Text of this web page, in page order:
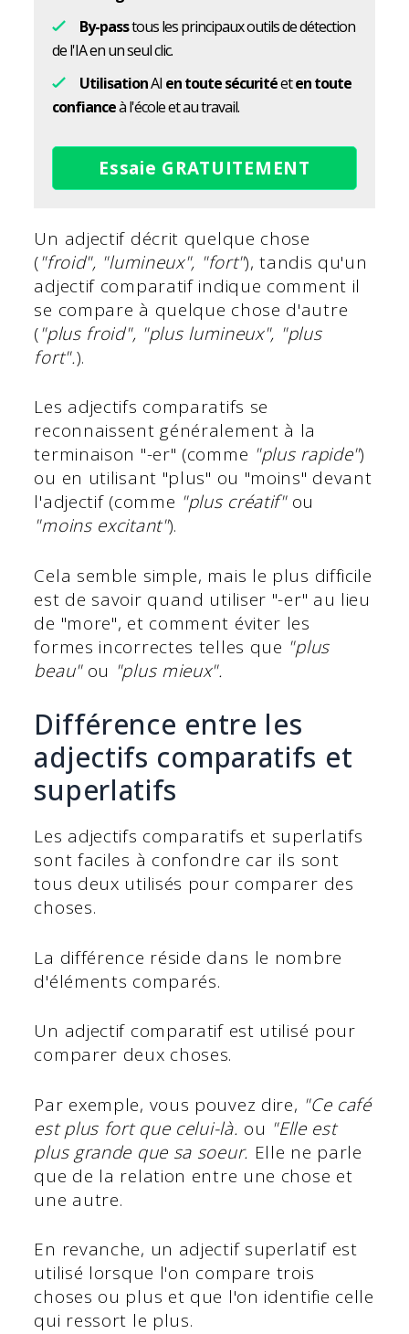
By-passtous les principaux outils de détection
de l'IA en un seul clic.
UtilisationAI en toute sécuritéeten toute
confianceà l'école et au travail.
Essaie GRATUITEMENT
Un adjectif décrit quelque chose
("froid", "lumineux", "fort"), tandis qu'un
adjectif comparatif indique comment il
se compare à quelque chose d'autre
("plus froid", "plus lumineux", "plus
fort".).
Les adjectifs comparatifs se
reconnaissent généralement à la
terminaison "-er" (comme "plus rapide")
ou en utilisant "plus" ou "moins" devant
l'adjectif (comme "plus créatif"ou
"moins excitant").
Cela semble simple, mais le plus difficile
est de savoir quand utiliser "-er" au lieu
de "more", et comment éviter les
formes incorrectes telles que "plus
beau"ou "plus mieux".
Différence entre les
adjectifs comparatifs et
superlatifs
Les adjectifs comparatifs et superlatifs
sont faciles à confondre car ils sont
tous deux utilisés pour comparer des
choses.
La différence réside dans le nombre
d'éléments comparés.
Un adjectif comparatif est utilisé pour
comparer deux choses.
Par exemple, vous pouvez dire, "Ce café
est plus fort que celui-là. ou "Elle est
plus grande que sa soeur. Elle ne parle
que de la relation entre une chose et
une autre.
En revanche, un adjectif superlatif est
utilisé lorsque l'on compare trois
choses ou plus et que l'on identifie celle
qui ressort le plus.